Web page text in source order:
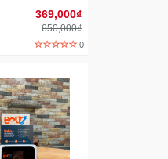
369,000₫
650,000₫
0